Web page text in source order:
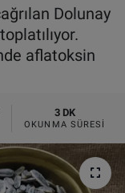
Dolunay
aflatoksin
3 DK
OKUNMA SÜRESI